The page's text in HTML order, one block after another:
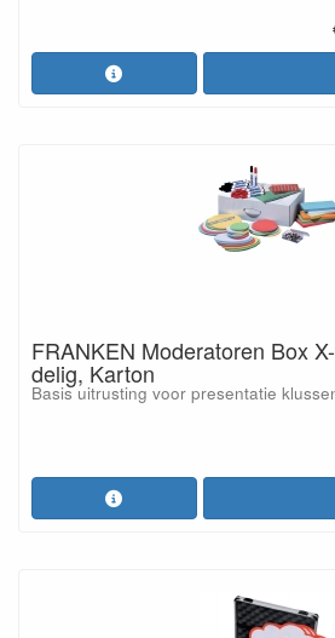
FRANKEN Moderatoren Box
delig, Karton
Basis uitrusting voor presentatie